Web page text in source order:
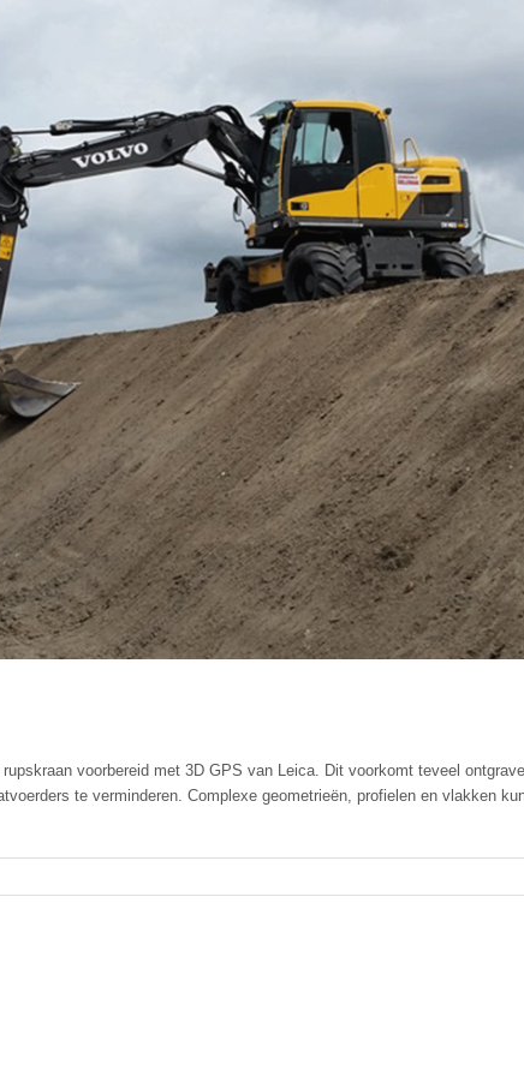
voorbereid met 3D GPS van Leica. Dit voorkomt teveel
te verminderen. Complexe geometrieën, profielen en vlakken